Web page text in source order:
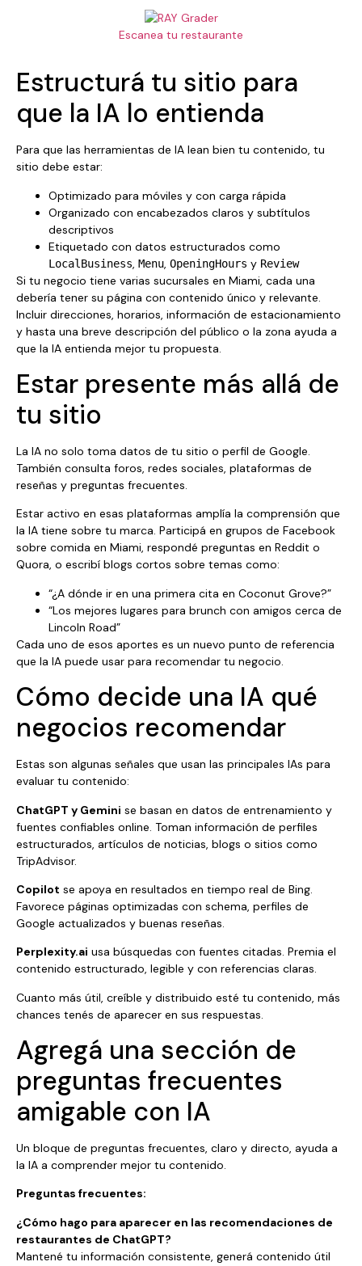
Escanea tu restaurante
Estructurá tu sitio para
que la IA lo entienda
Para que las herramientas de IA lean bien tu contenido, tu
sitio debe estar:
Optimizado para móviles y con carga rápida
Organizado con encabezados claros y subtítulos
descriptivos
Etiquetado con datos estructurados como
LocalBusiness Menu OpeningHours y Review
Si tu negocio tiene varias sucursales en Miami, cada una
debería tener su página con contenido único y relevante.
Incluir direcciones, horarios, información de estacionamiento
y hasta una breve descripción del público o la zona ayuda a
que la IA entienda mejor tu propuesta.
Estar presente más allá de
tu sitio
La IA no solo toma datos de tu sitio o perfil de Google.
También consulta foros, redes sociales, plataformas de
reseñas y preguntas frecuentes.
Estar activo en esas plataformas amplía la comprensión que
la IA tiene sobre tu marca. Participá en grupos de Facebook
sobre comida en Miami, respondé preguntas en Reddit o
Quora, o escribí blogs cortos sobre temas como:
“¿A dónde ir en una primera cita en Coconut Grove?”
“Los mejores lugares para brunch con amigos cerca de
Lincoln Road”
Cada uno de esos aportes es un nuevo punto de referencia
que la IA puede usar para recomendar tu negocio.
Cómo decide una IA qué
negocios recomendar
Estas son algunas señales que usan las principales IAs para
evaluar tu contenido:
ChatGPT y Gemini se basan en datos de entrenamiento y
fuentes confiables online. Toman información de perfiles
estructurados, artículos de noticias, blogs o sitios como
TripAdvisor.
Copilot se apoya en resultados en tiempo real de Bing.
Favorece páginas optimizadas con schema, perfiles de
Google actualizados y buenas reseñas.
Perplexity.ai usa búsquedas con fuentes citadas. Premia el
contenido estructurado, legible y con referencias claras.
Cuanto más útil, creíble y distribuido esté tu contenido, más
chances tenés de aparecer en sus respuestas.
Agregá una sección de
preguntas frecuentes
amigable con IA
Un bloque de preguntas frecuentes, claro y directo, ayuda a
la IA a comprender mejor tu contenido.
Preguntas frecuentes:
¿Cómo hago para aparecer en las recomendaciones de
restaurantes de ChatGPT?
Mantené tu información consistente, generá contenido útil